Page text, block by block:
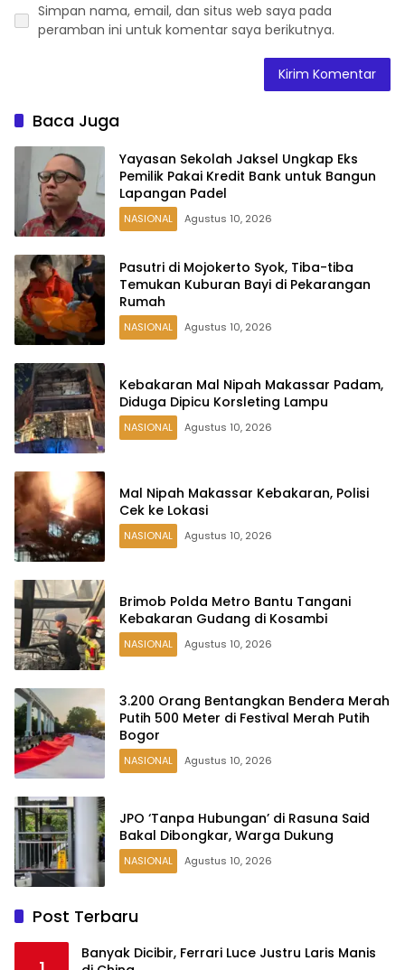
Simpan nama, email, dan situs web saya pada
peramban ini untuk komentar saya berikutnya.
Baca Juga
Yayasan Sekolah Jaksel Ungkap Eks
Pemilik Pakai Kredit Bank untuk Bangun
Lapangan Padel
NASIONAL Agustus 10, 2026
Pasutri di Mojokerto Syok, Tiba-tiba
Temukan Kuburan Bayi di Pekarangan
Rumah
NASIONAL Agustus 10, 2026
Kebakaran Mal Nipah Makassar Padam,
Diduga Dipicu Korsleting Lampu
NASIONAL Agustus 10, 2026
Mal Nipah Makassar Kebakaran, Polisi
Cek ke Lokasi
NASIONAL Agustus 10, 2026
Brimob Polda Metro Bantu Tangani
Kebakaran Gudang di Kosambi
NASIONAL Agustus 10, 2026
3.200 Orang Bentangkan Bendera Merah
Putih 500 Meter di Festival Merah Putih
Bogor
NASIONAL Agustus 10, 2026
JPO ‘Tanpa Hubungan’ di Rasuna Said
Bakal Dibongkar, Warga Dukung
NASIONAL Agustus 10, 2026
Post Terbaru
Banyak Dicibir, Ferrari Luce Justru Laris Manis